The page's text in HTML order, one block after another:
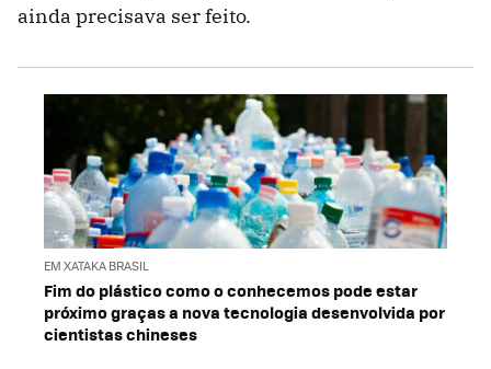
ainda precisava ser feito.
EM XATAKA BRASIL
Fim do plástico como o conhecemos pode estar
próximo graças a nova tecnologia desenvolvida por
cientistas chineses